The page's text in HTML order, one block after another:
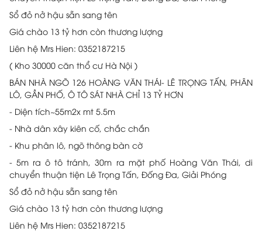
Sổ đỏ nở hậu sẵn sang tên
Giá chào 13 tỷ hơn còn thương lượng
Liên hệ Mrs Hien: 0352187215
( Kho 30000 căn thổ cư Hà Nội )
BÁN NHÀ NGÕ 126 HOÀNG VĂN THÁI- LÊ TRỌNG TẤN, PHÂN
LÔ, GẦN PHỐ, Ô TÔ SÁT NHÀ CHỈ 13 TỶ HƠN
- Diện tích~55m2x mt 5.5m
- Nhà dân xây kiên cố, chắc chắn
- Khu phân lô, ngõ thông bàn cờ
- 5m ra ô tô tránh, 30m ra mặt phố Hoàng Văn Thái, di
chuyển thuận tiện Lê Trọng Tấn, Đống Đa, Giải Phóng
Sổ đỏ nở hậu sẵn sang tên
Giá chào 13 tỷ hơn còn thương lượng
Liên hệ Mrs Hien: 0352187215